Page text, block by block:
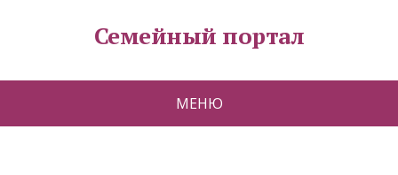
Семейный портал
МЕНЮ